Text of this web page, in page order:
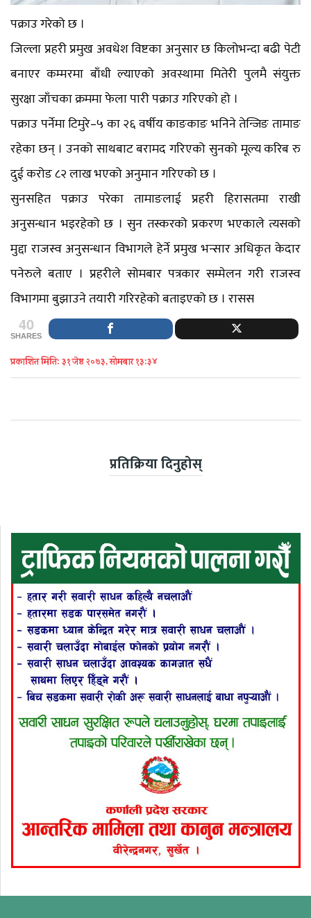
पक्राउ गरेको छ ।
जिल्ला प्रहरी प्रमुख अवधेश विष्टका अनुसार छ किलोभन्दा बढी पेटी
बनाएर कम्मरमा बाँधी ल्याएको अवस्थामा मितेरी पुलमै संयुक्त
सुरक्षा जाँचका क्रममा फेला पारी पक्राउ गरिएको हो ।
पक्राउ पर्नेमा टिमुरे–५ का २६ वर्षीय काङकाङ भनिने तेन्जिङ तामाङ
रहेका छन् । उनको साथबाट बरामद गरिएको सुनको मूल्य करिब रु
दुई करोड ८२ लाख भएको अनुमान गरिएको छ ।
सुनसहित पक्राउ परेका तामाङलाई प्रहरी हिरासतमा राखी
अनुसन्धान भइरहेको छ । सुन तस्करको प्रकरण भएकाले त्यसको
मुद्दा राजस्व अनुसन्धान विभागले हेर्ने प्रमुख भन्सार अधिकृत केदार
पनेरुले बताए । प्रहरीले सोमबार पत्रकार सम्मेलन गरी राजस्व
विभागमा बुझाउने तयारी गरिरहेको बताइएको छ । रासस
40
SHARES
प्रकाशित मिति: ३१ जेष्ठ २०७३, सोमबार १३:३४
प्रतिक्रिया दिनुहोस्